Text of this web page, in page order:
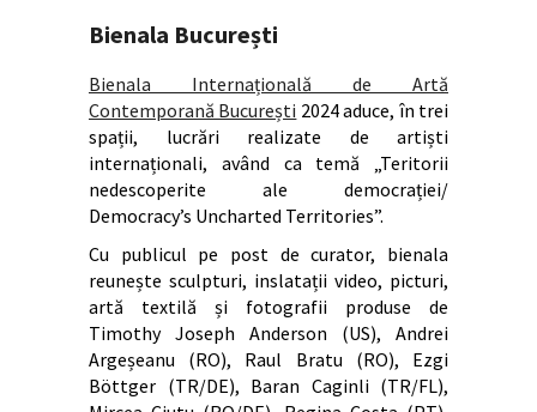
Bienala București
Bienala Internațională de Artă
Contemporană București 2024 aduce, în trei
spații, lucrări realizate de artiști
internaționali, având ca temă „Teritorii
nedescoperite ale democrației/
Democracy’s Uncharted Territories”.
Cu publicul pe post de curator, bienala
reunește sculpturi, inslatații video, picturi,
artă textilă și fotografii produse de
Timothy Joseph Anderson (US), Andrei
Argeșeanu (RO), Raul Bratu (RO), Ezgi
Böttger (TR/DE), Baran Caginli (TR/FL),